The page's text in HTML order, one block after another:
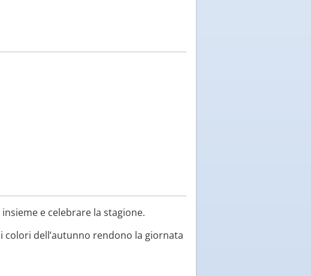
e celebrare la stagione.
colori dell’autunno rendono la giornata